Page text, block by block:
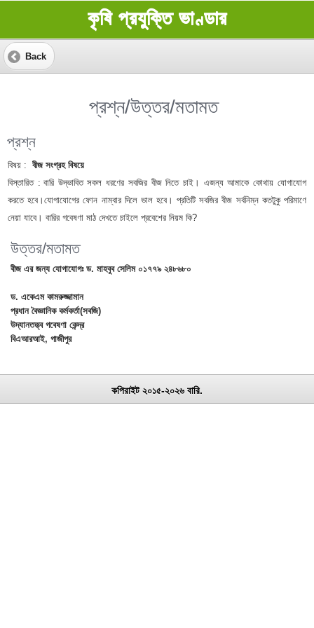
কৃষি প্রযুক্তি ভাণ্ডার
Back
প্রশ্ন/উত্তর/মতামত
প্রশ্ন
বিষয় :
বীজ সংগ্রহ বিষয়ে
বিস্তারিত : বারি উদ্ভাবিত সকল ধরণের সবজির বীজ নিতে চাই। এজন্য আমাকে কোথায় যোগাযোগ
করতে হবে।যোগাযোগের ফোন নাম্বার দিলে ভাল হবে। প্রতিটি সবজির বীজ সর্বনিম্ন কতটুকু পরিমাণে
নেয়া যাবে। বারির গবেষণা মাঠ দেখতে চাইলে প্রবেশের নিয়ম কি?
উত্তর/মতামত
বীজ এর জন্য যোগাযোগঃ ড. মাহবুব সেলিম ০১৭৭৯ ২৪৮৬৮০
ড. একেএম কামরুজ্জামান
প্রধান বৈজ্ঞানিক কর্মকর্তা(সবজি)
উদ্যানতত্ত্ব গবেষণা কেন্দ্র
বিএআরআই, গাজীপুর
কপিরাইট ২০১৫-২০২৬ বারি.